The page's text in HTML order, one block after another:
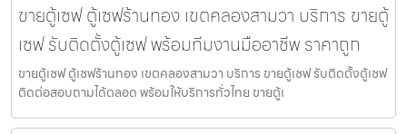
ขายตู้เซฟ ตู้เซฟร้านทอง เขตคลองสามวา บริการ ขายตู้
เซฟ รับติดตั้งตู้เซฟ พร้อมทีมงานมืออาชีพ ราคาถูก
ขายตู้เซฟ ตู้เซฟร้านทอง เขตคลองสามวา บริการ ขายตู้เซฟ รับติดตั้งตู้เซฟ
ติดต่อสอบถามได้ตลอด พร้อมให้บริการทั่วไทย ขายตู้เ